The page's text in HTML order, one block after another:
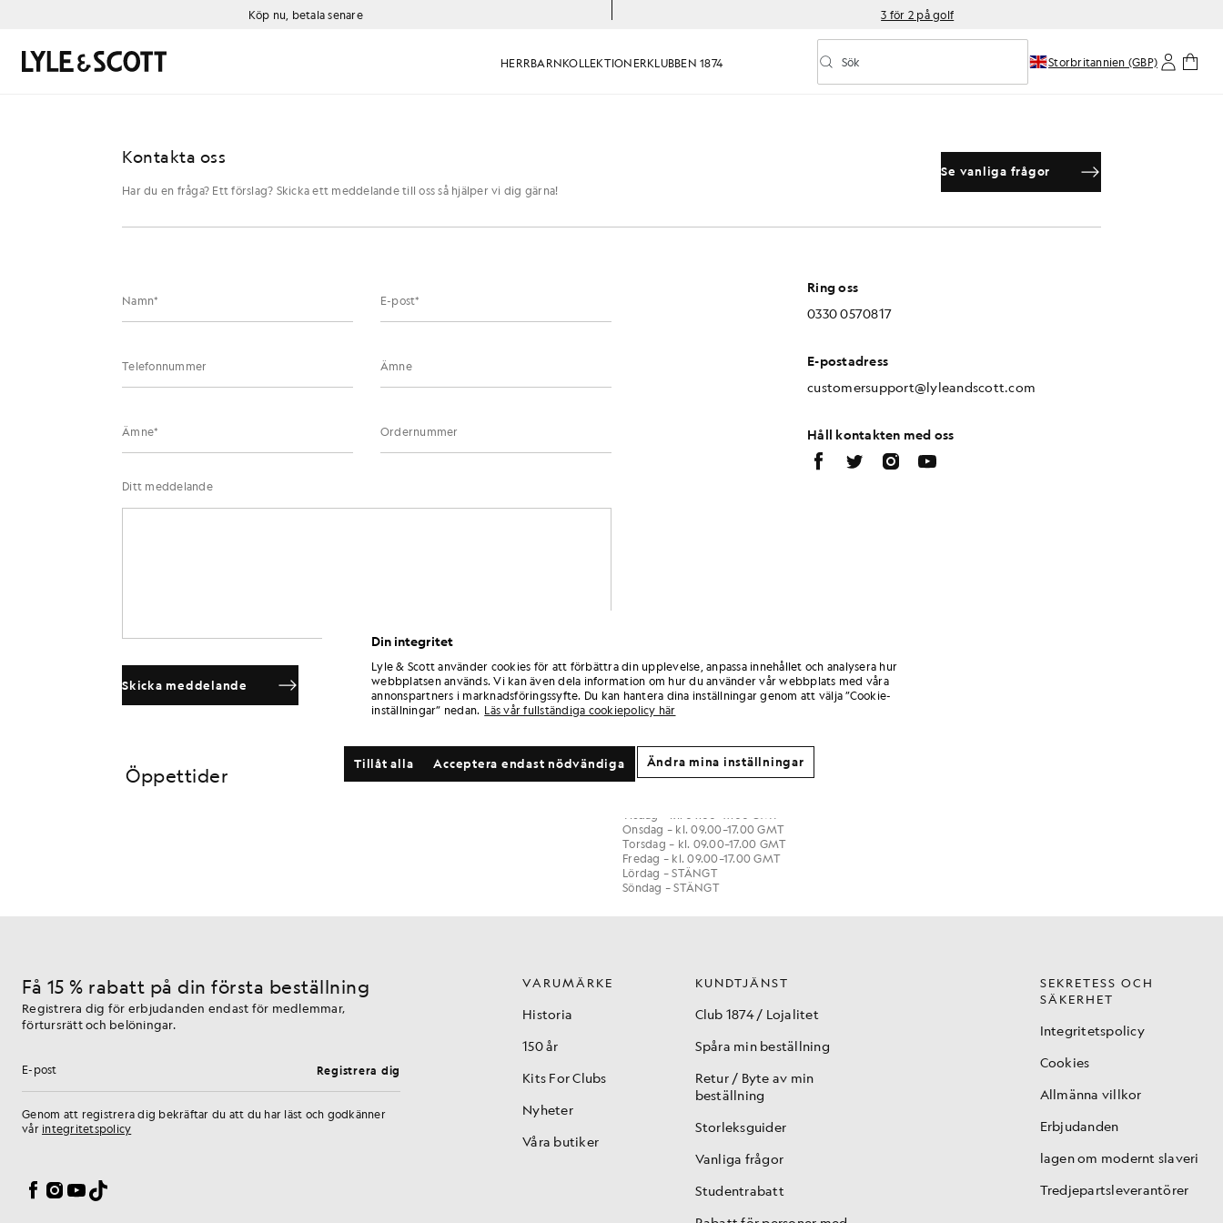
Köp nu, betala senare 3 för 2 på golf
HERRBARNKOLLEKTIONERKLUBBEN 1874 Aktivera/inaktivera prediktiv sökning
Sök Sök Storbritannien (GBP)
Kontakta oss
Har du en fråga? Ett förslag? Skicka ett meddelande till oss så hjälper vi dig gärna!
Se vanliga frågor
Ditt meddelande
Skicka meddelande
Ring oss
0330 0570817
E-postadress
customersupport@lyleandscott.com
Håll kontakten med oss
Öppettider
Kundtjänsten har öppet enligt följande tider:
Onsdag – kl. 09.00–17.00 GMT
Torsdag – kl. 09.00–17.00 GMT
Fredag – kl. 09.00–17.00 GMT
Lördag – STÄNGT
Söndag – STÄNGT
Få 15 % rabatt på din första beställning
Registrera dig för erbjudanden endast för medlemmar,
förtursrätt och belöningar.
E-postadress Registrera dig
Genom att registrera dig bekräftar du att du har läst och godkänner
vår integritetspolicy
Facebook
Instagram
YouTube
TikTok
VARUMÄRKE
Historia
150 år
Kits For Clubs
Nyheter
Våra butiker
KUNDTJÄNST
Club 1874 / Lojalitet
Spåra min beställning
Retur / Byte av min
beställning
Storleksguider
Vanliga frågor
Studentrabatt
SEKRETESS OCH
SÄKERHET
Integritetspolicy
Cookies
Allmänna villkor
Erbjudanden
lagen om modernt slaveri
Tredjepartsleverantörer
Din integritet
Lyle & Scott använder cookies för att förbättra din upplevelse, anpassa innehållet och analysera hur
webbplatsen används. Vi kan även dela information om hur du använder vår webbplats med våra
annonspartners i marknadsföringssyfte. Du kan hantera dina inställningar genom att välja ”Cookie-
inställningar” nedan. Läs vår fullständiga cookiepolicy här
Acceptera endast nödvändiga
Tillåt alla Ändra mina inställningar